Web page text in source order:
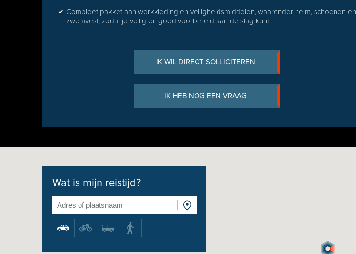
Compleet pakket aan werkkleding en veiligheidsmiddelen, waaronder helm, schoenen en
zwemvest, zodat je veilig en goed voorbereid aan de slag kunt
IK WIL DIRECT SOLLICITEREN
IK HEB NOG EEN VRAAG
Wat is mijn reistijd?